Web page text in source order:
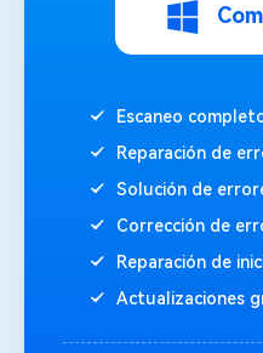
Escaneo
Reparación de
Solución de
Corrección de
Reparación de
Actualizaciones